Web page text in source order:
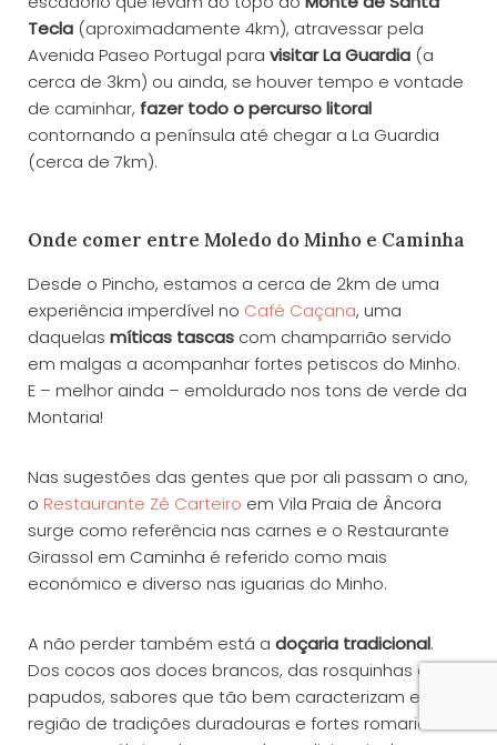
Tecla (aproximadamente 4km), atravessar pela
Avenida Paseo Portugal para visitar La Guardia (a
cerca de 3km) ou ainda, se houver tempo e vontade
de caminhar, fazer todo o percurso litoral
contornando a península até chegar a La Guardia
(cerca de 7km).
Onde comer entre Moledo do Minho e Caminha
Desde o Pincho, estamos a cerca de 2km de uma
experiência imperdível no Café Caçana, uma
daquelas míticas tascas com champarrião servido
em malgas a acompanhar fortes petiscos do Minho.
E – melhor ainda – emoldurado nos tons de verde da
Montaria!
Nas sugestões das gentes que por ali passam o ano,
o Restaurante Zé Carteiro em Vila Praia de Âncora
surge como referência nas carnes e o Restaurante
Girassol em Caminha é referido como mais
económico e diverso nas iguarias do Minho.
A não perder também está a doçaria tradicional.
Dos cocos aos doces brancos, das rosquinhas aos
papudos, sabores que tão bem caracterizam esta
região de tradições duradouras e fortes romarias.